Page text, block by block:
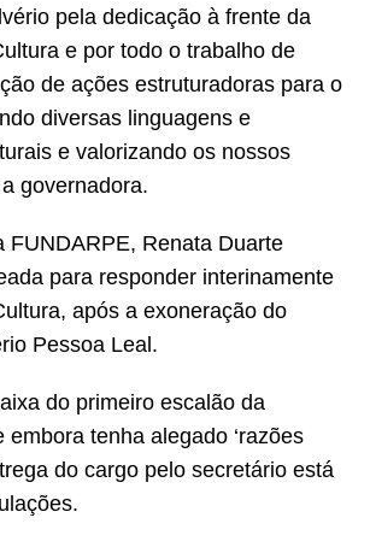
pela dedicação à frente da
e por todo o trabalho de
de ações estruturadoras para o
diversas linguagens e
e valorizando os nossos
governadora.
FUNDARPE, Renata Duarte
para responder interinamente
após a exoneração do
Pessoa Leal.
do primeiro escalão da
embora tenha alegado ‘razões
do cargo pelo secretário está